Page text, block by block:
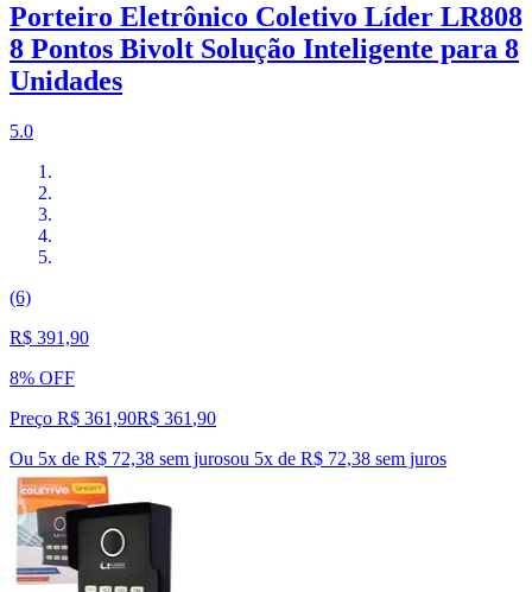
Porteiro Eletrônico Coletivo Líder LR808
8 Pontos Bivolt Solução Inteligente para 8
Unidades
5.0
(6)
R$ 391,90
8% OFF
Preço R$ 361,90R$ 361 ,90
Ou 5x de R$ 72,38 sem jurosou 5x de R$ 72,38 sem juros